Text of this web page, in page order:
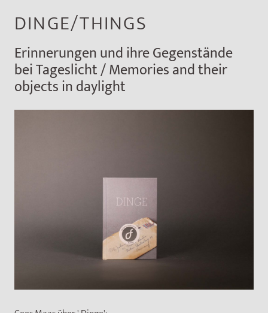
DINGE/THINGS
Erinnerungen und ihre Gegenstände
bei Tageslicht / Memories and their
objects in daylight